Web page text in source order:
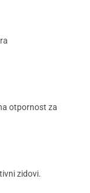
otpornost za
zidovi.